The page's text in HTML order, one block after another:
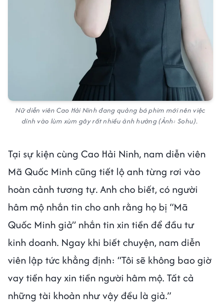
Nữ diễn viên Cao Hải Ninh đang quảng bá phim mới nên việc
dính vào lùm xùm gây rất nhiều ảnh hưởng (Ảnh: Sohu).
Tại sự kiện cùng Cao Hải Ninh, nam diễn viên
Mã Quốc Minh cũng tiết lộ anh từng rơi vào
hoàn cảnh tương tự. Anh cho biết, có người
hâm mộ nhắn tin cho anh rằng họ bị “Mã
Quốc Minh giả” nhắn tin xin tiền để đầu tư
kinh doanh. Ngay khi biết chuyện, nam diễn
viên lập tức khẳng định: “Tôi sẽ không bao giờ
vay tiền hay xin tiền người hâm mộ. Tất cả
những tài khoản như vậy đều là giả.”